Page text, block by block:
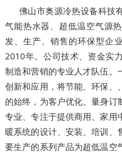
佛山市奥源冷热设备科技
气能热水器、超低温空气源
发、生产、销售的环保型企
2010年。公司技术、资金实
制造和营销的专业人才队伍。
创新和应用，将节能、环保、
的始终，为客户优化、量身订
专业、专注于提供商用、家用
暖系统的设计、安装、培训、
要生产的系列产品为超低温空